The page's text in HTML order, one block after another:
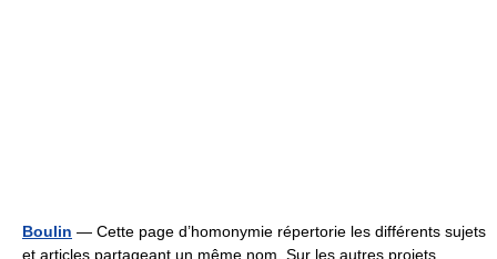
Boulin — Cette page d’homonymie répertorie les différents sujets
et articles partageant un même nom. Sur les autres projets